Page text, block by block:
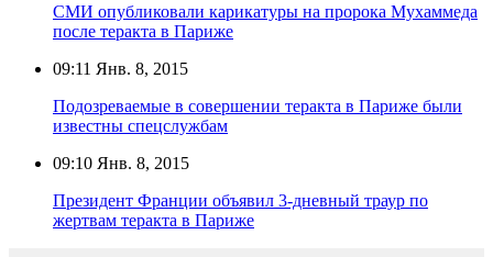
СМИ опубликовали карикатуры на пророка Мухаммеда
после теракта в Париже
09:11 Янв. 8, 2015
Подозреваемые в совершении теракта в Париже были
известны спецслужбам
09:10 Янв. 8, 2015
Президент Франции объявил 3-дневный траур по
жертвам теракта в Париже